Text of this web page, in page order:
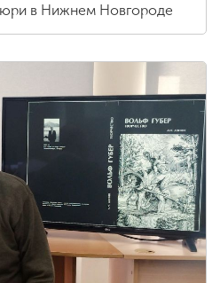
в Нижнем Новгороде